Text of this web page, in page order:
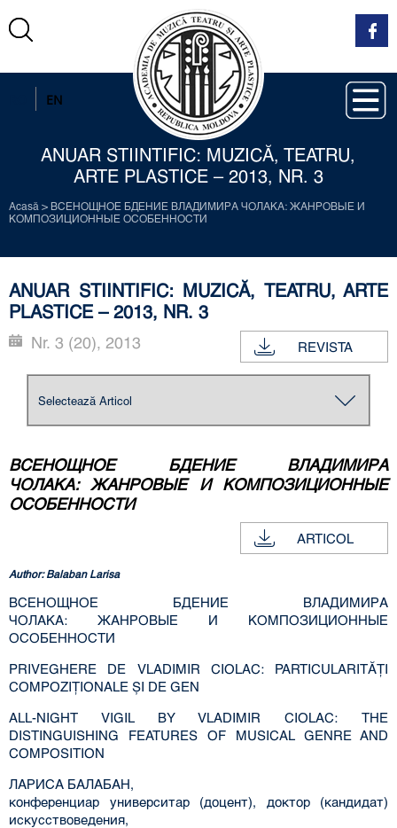
EN
ANUAR STIINTIFIC: MUZICĂ, TEATRU,
ARTE PLASTICE – 2013, NR. 3
Acasă > ВСЕНОЩНОЕ БДЕНИЕ ВЛАДИМИРА ЧОЛАКА: ЖАНРОВЫЕ И
КОМПОЗИЦИОННЫЕ ОСОБЕННОСТИ
ANUAR STIINTIFIC: MUZICĂ, TEATRU, ARTE
PLASTICE – 2013, NR. 3
REVISTA
Nr. 3 (20), 2013
ВСЕНОЩНОЕ БДЕНИЕ ВЛАДИМИРА
ЧОЛАКА: ЖАНРОВЫЕ И КОМПОЗИЦИОННЫЕ
ОСОБЕННОСТИ
ARTICOL
Author: Balaban Larisa
ВСЕНОЩНОЕ БДЕНИЕ ВЛАДИМИРА
ЧОЛАКА: ЖАНРОВЫЕ И КОМПОЗИЦИОННЫЕ
ОСОБЕННОСТИ
PRIVEGHERE DE VLADIMIR CIOLAC: PARTICULARITĂŢI
COMPOZIŢIONALE ŞI DE GEN
ALL-NIGHT VIGIL BY VLADIMIR CIOLAC: THE
DISTINGUISHING FEATURES OF MUSICAL GENRE AND
COMPOSITION
ЛАРИСА БАЛАБАН,
конференциар университар (доцент), доктор (кандидат)
искусствоведения,